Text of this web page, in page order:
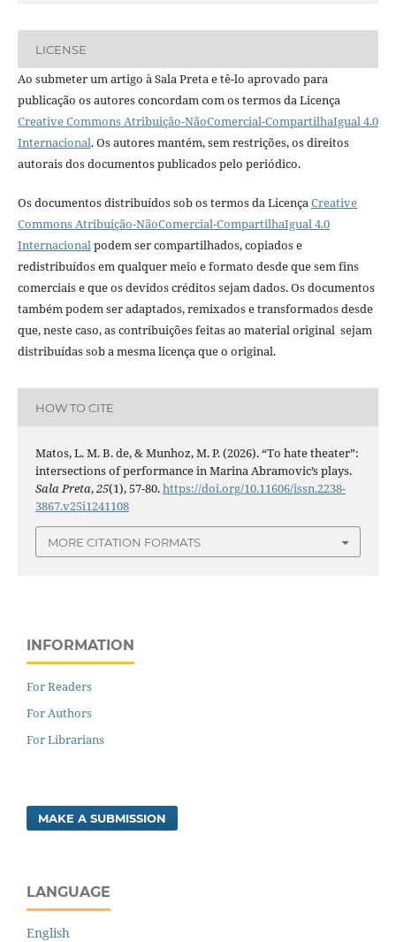
LICENSE
Ao submeter um artigo à Sala Preta e tê-lo aprovado para
publicação os autores concordam com os termos da Licença
Creative Commons Atribuição-NãoComercial-CompartilhaIgual 4.0
Internacional. Os autores mantém, sem restrições, os direitos
autorais dos documentos publicados pelo periódico.
Os documentos distribuídos sob os termos da LicençaCreative
Commons Atribuição-NãoComercial-CompartilhaIgual 4.0
Internacionalpodem ser compartilhados, copiados e
redistribuídos em qualquer meio e formato desde que sem fins
comerciais e que os devidos créditos sejam dados. Os documentos
também podem ser adaptados, remixados e transformados desde
que, neste caso, as contribuições feitas ao material original sejam
distribuídas sob a mesma licença que o original.
HOW TO CITE
Matos, L. M. B. de, & Munhoz, M. P. (2026). “To hate theater”:
intersections of performance in Marina Abramovic’s plays.
Sala Preta,25(1), 57-80.https://doi.org/10.11606/issn.2238-
3867.v25i1241108
MORE CITATION FORMATS
INFORMATION
For Readers
For Authors
For Librarians
MAKE A SUBMISSION
LANGUAGE
English